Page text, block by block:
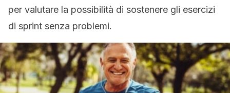
per valutare la possibilità di sostenere gli esercizi
di sprint senza problemi.